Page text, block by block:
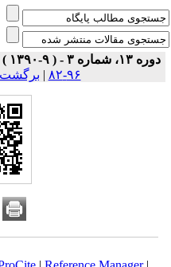
دوره ۱۳، شماره ۳ - ( ۹-۱۳۹۰ )
۹۶-۸۲
| برگشت